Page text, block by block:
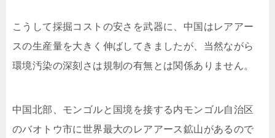
こうして採掘コストの安さを武器に、中国はレアアー
スの生産量を大きく伸ばしてきましたが、当然ながら
環境汚染の深刻さは規制の有無とは関係ありません。
中国北部、モンゴルと国境を接する内モンゴル自治区
のバオトウ市に世界最大のレアアース鉱山があるので